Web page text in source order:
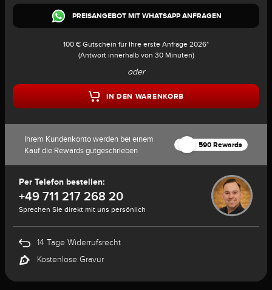
PREISANGEBOT MIT WHATSAPP ANFRAGEN
100 € Gutschein für Ihre erste Anfrage 2026*
(Antwort innerhalb von 30 Minuten)
oder
IN DEN WARENKORB
Ihrem Kundenkonto werden bei einem
Kauf die Rewards gutgeschrieben
590 Rewards
Per Telefon bestellen:
+49 711 217 268 20
Sprechen Sie direkt mit uns persönlich
14 Tage Widerrufsrecht
Kostenlose Gravur